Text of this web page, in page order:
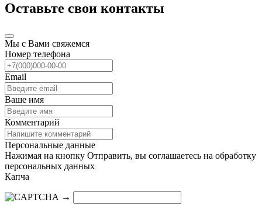
Оставьте свои контакты
Мы с Вами свяжемся
Номер телефона
Email
Ваше имя
Комментарий
Персональные данные
Нажимая на кнопку Отправить, вы соглашаетесь на обработку
персональных данных
Капча
→